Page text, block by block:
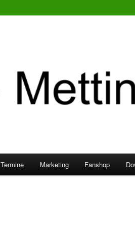
Termine Marketing Fanshop